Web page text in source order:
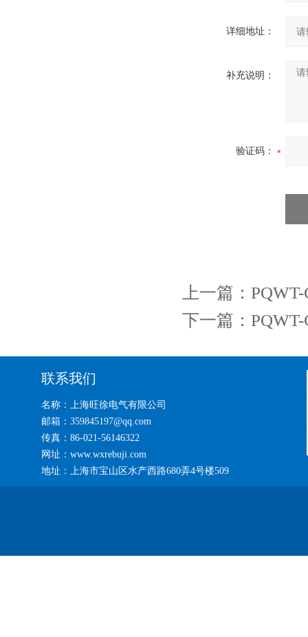
详细地址：
补充说明：
验证码：
上一篇：
下一篇：
联系我们
名称：上海旺徐电气有限公司
邮箱：359845197@qq.com
传真：86-021-56146322
网址：www.wxrebuji.com
地址：上海市宝山区水产西路680弄4号楼509